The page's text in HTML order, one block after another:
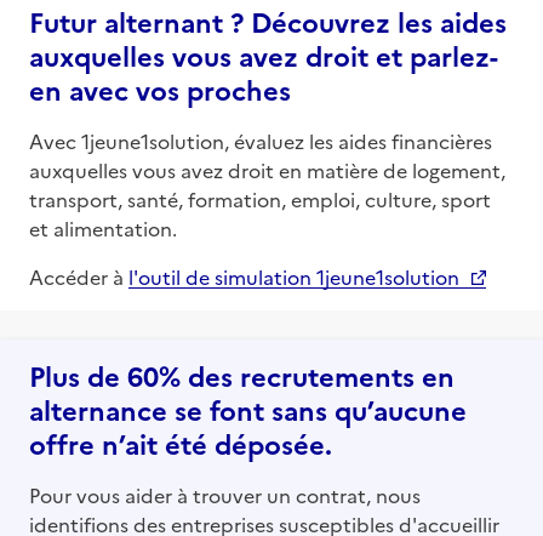
Futur alternant ? Découvrez les aides
auxquelles vous avez droit et parlez-
en avec vos proches
Avec 1jeune1solution, évaluez les aides financières
auxquelles vous avez droit en matière de logement,
transport, santé, formation, emploi, culture, sport
et alimentation.
Accéder à l'outil de simulation 1jeune1solution
Plus de 60% des recrutements en
alternance se font sans qu’aucune
offre n’ait été déposée.
Pour vous aider à trouver un contrat, nous
identifions des entreprises susceptibles d'accueillir